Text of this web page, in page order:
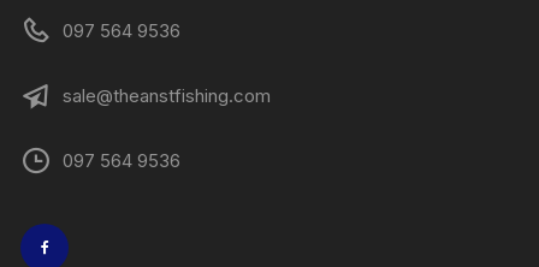
097 564 9536
sale@theanstfishing.com
097 564 9536